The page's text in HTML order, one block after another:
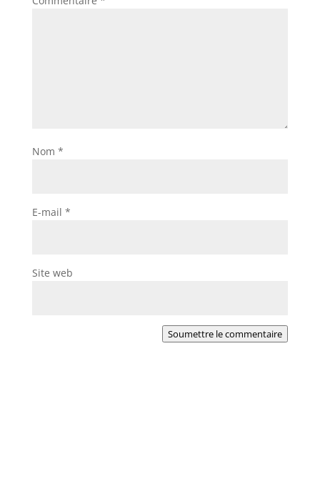
Nom *
E-mail *
Site web
Soumettre le commentaire